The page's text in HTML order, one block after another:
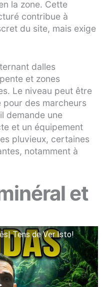
la zone. Cette
contribue à
du site, mais exige
dalles
et zones
Le niveau peut être
pour des marcheurs
demande une
et un équipement
pluvieux, certaines
notamment à
et
Tens de Ver Isto!